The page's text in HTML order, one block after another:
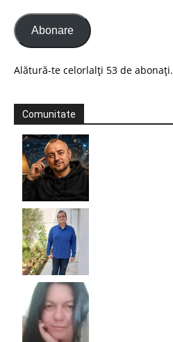
Abonare
Alătură-te celorlalți 53 de abonați.
Comunitate